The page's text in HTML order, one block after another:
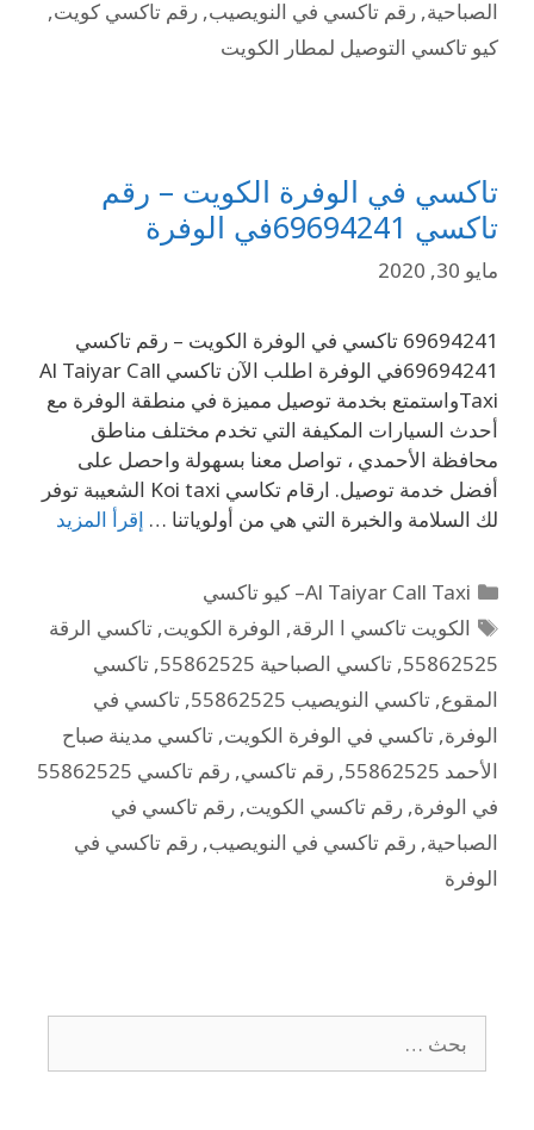
الصباحية, رقم تاكسي في النويصيب, رقم تاكسي كويت,
كيو تاكسي التوصيل لمطار الكويت
تاكسي في الوفرة الكويت – رقم
تاكسي 69694241في الوفرة
مايو 30, 2020
69694241 تاكسي في الوفرة الكويت – رقم تاكسي
69694241في الوفرة اطلب الآن تاكسي Al Taiyar Call
Taxiواستمتع بخدمة توصيل مميزة في منطقة الوفرة مع
أحدث السيارات المكيفة التي تخدم مختلف مناطق
محافظة الأحمدي ، تواصل معنا بسهولة واحصل على
أفضل خدمة توصيل. ارقام تكاسي Koi taxi الشعيبة توفر
لك السلامة والخبرة التي هي من أولوياتنا … إقرأ المزيد
Al Taiyar Call Taxi– كيو تاكسي
الكويت تاكسي ا الرقة, الوفرة الكويت,تاكسي الرقة
55862525
, تاكسي الصباحية 55862525 , تاكسي
المقوع, تاكسي النويصيب 55862525 , تاكسي في
الوفرة, تاكسي في الوفرة الكويت, تاكسي مدينة صباح
الأحمد 55862525
, رقم تاكسي,
رقم تاكسي 55862525
في الوفرة, رقم تاكسي الكويت, رقم تاكسي في
الصباحية, رقم تاكسي في النويصيب, رقم تاكسي في
الوفرة